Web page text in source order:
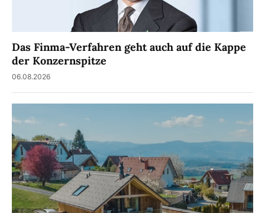
Das Finma-Verfahren geht auch auf die Kappe
der Konzernspitze
06.08.2026